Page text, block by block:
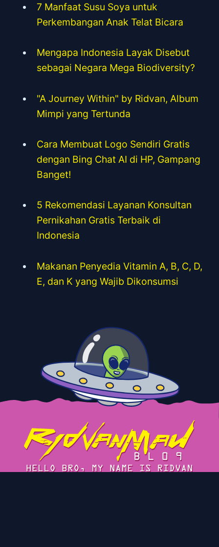
7 Manfaat Susu Soya untuk
Perkembangan Anak Telat Bicara
Mengapa Indonesia Layak Disebut
sebagai Negara Mega Biodiversity?
"A Journey Within" by Ridvan, Album
Mimpi yang Tertunda
Cara Membuat Logo Sendiri Gratis
dengan Bing Chat AI di HP, Gampang
Banget!
5 Rekomendasi Layanan Konsultan
Pernikahan Gratis Terbaik di
Indonesia
Makanan Penyedia Vitamin A, B, C, D,
E, dan K yang Wajib Dikonsumsi